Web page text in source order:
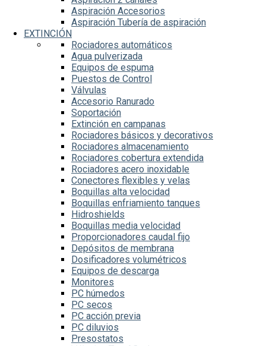
Aspiración Accesorios
Aspiración Tubería de aspiración
EXTINCIÓN
Rociadores automáticos
Agua pulverizada
Equipos de espuma
Puestos de Control
Válvulas
Accesorio Ranurado
Soportación
Extinción en campanas
Rociadores básicos y decorativos
Rociadores almacenamiento
Rociadores cobertura extendida
Rociadores acero inoxidable
Conectores flexibles y velas
Boquillas alta velocidad
Boquillas enfriamiento tanques
Hidroshields
Boquillas media velocidad
Proporcionadores caudal fijo
Depósitos de membrana
Dosificadores volumétricos
Equipos de descarga
Monitores
PC húmedos
PC secos
PC acción previa
PC diluvios
Presostatos